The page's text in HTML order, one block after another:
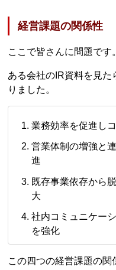
経営課題の関係性
ここで皆さんに問題です。
ある会社のIR資料を見た
りました。
業務効率を促進し
営業体制の増強と
進
既存事業依存から
大
社内コミュニケー
を強化
この四つの経営課題の関